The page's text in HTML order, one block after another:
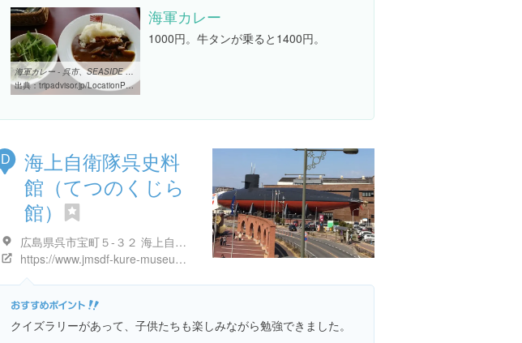
海軍カレー - 呉市、SEASIDE CAFE BEACONの写真 - トリップアドバイザー
出典：tripadvisor.jp/LocationPhotoDirectLink-g1022430-d4897305-i160944465-Seaside_Cafe_Beacon-Kure_Hiroshima_Prefecture_Chugoku.html
海軍カレー
1000円。牛タンが乗ると1400円。
D
海上自衛隊呉史料
館（てつのくじら
館）
広島県呉市宝町５-３２ 海上自衛隊呉史料館 1F
https://www.jmsdf-kure-museum.go.jp/
クイズラリーがあって、子供たちも楽しみながら勉強できました。